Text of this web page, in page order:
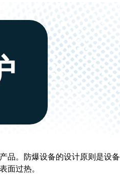
品。防爆设备的设计原则是设备
面过热。